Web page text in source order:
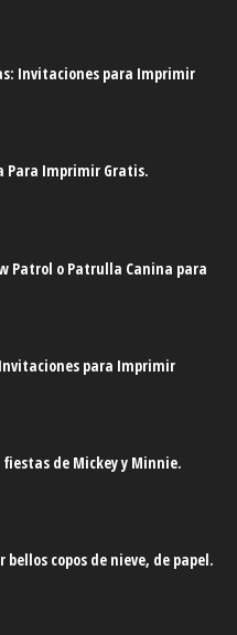
Invitaciones para Imprimir
Para Imprimir Gratis.
Patrol o Patrulla Canina para
para Imprimir
de Mickey y Minnie.
copos de nieve, de papel.